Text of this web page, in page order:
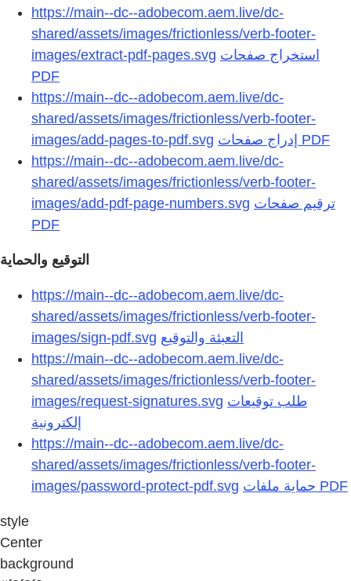
https://main--dc--adobecom.aem.live/dc-
shared/assets/images/frictionless/verb-footer-
images/extract-pdf-pages.svg استخراج صفحات
https://main--dc--adobecom.aem.live/dc-
shared/assets/images/frictionless/verb-footer-
images/add-pages-to-pdf.svg
https://main--dc--adobecom.aem.live/dc-
shared/assets/images/frictionless/verb-footer-
images/add-pdf-page-numbers.svg ترقيم صفحات
التوقيع والحماية
https://main--dc--adobecom.aem.live/dc-
shared/assets/images/frictionless/verb-footer-
images/sign-pdf.svg التعبئة والتوقيع
https://main--dc--adobecom.aem.live/dc-
shared/assets/images/frictionless/verb-footer-
images/request-signatures.svg طلب توقيعات
إلكترونية
https://main--dc--adobecom.aem.live/dc-
shared/assets/images/frictionless/verb-footer-
images/password-protect-pdf.svg
style
Center
background